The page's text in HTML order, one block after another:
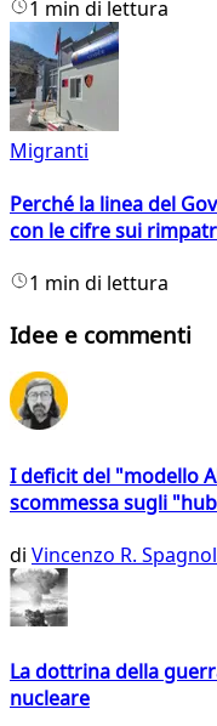
1 min di lettura
Migranti
Perché la linea del
con le cifre sui
1 min di lettura
Idee e commenti
I deficit del "modello
scommessa sugli
di Vincenzo R.
La dottrina della
nucleare